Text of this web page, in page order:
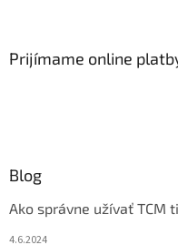
Prijímame online
Blog
Ako správne užívať TCM
4.6.2024